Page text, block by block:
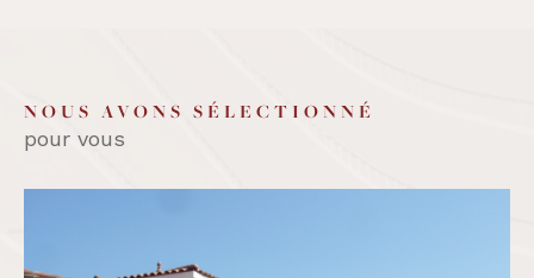
NOUS AVONS SÉLECTIONNÉ
pour vous